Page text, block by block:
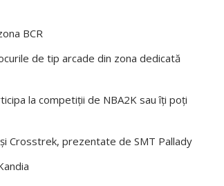
BCR
de tip arcade din zona dedicată
la competiții de NBA2K sau îți poți
Crosstrek, prezentate de SMT Pallady